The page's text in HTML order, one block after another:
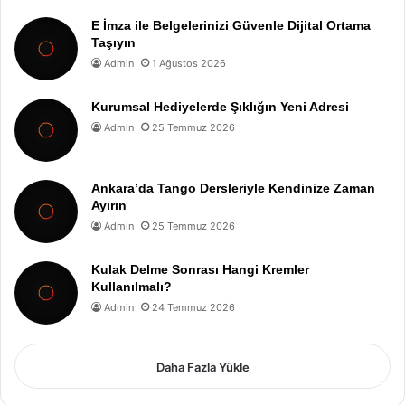
E İmza ile Belgelerinizi Güvenle Dijital Ortama
Taşıyın
Admin 1 Ağustos 2026
Kurumsal Hediyelerde Şıklığın Yeni Adresi
Admin 25 Temmuz 2026
Ankara’da Tango Dersleriyle Kendinize Zaman
Ayırın
Admin 25 Temmuz 2026
Kulak Delme Sonrası Hangi Kremler
Kullanılmalı?
Admin 24 Temmuz 2026
Daha Fazla Yükle